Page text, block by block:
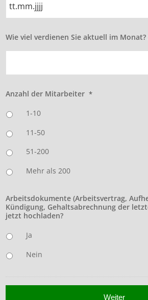
Punkt
JJJJ
Punkt
MM
JJJJ
Wie viel verdienen Sie aktuell im
Anzahl der Mitarbeiter *
1-10
11-50
51-200
Mehr als 200
Arbeitsdokumente (Arbeitsvertrag,
Kündigung, Gehaltsabrechnung der
jetzt hochladen?
Ja
Nein